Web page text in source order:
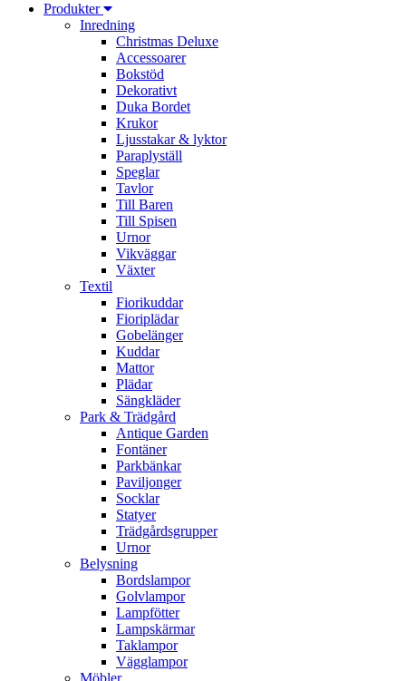
Produkter
Inredning
Christmas Deluxe
Accessoarer
Bokstöd
Dekorativt
Duka Bordet
Krukor
Ljusstakar & lyktor
Paraplyställ
Speglar
Tavlor
Till Baren
Till Spisen
Urnor
Vikväggar
Växter
Textil
Fiorikuddar
Fioriplädar
Gobelänger
Kuddar
Mattor
Plädar
Sängkläder
Park & Trädgård
Antique Garden
Fontäner
Parkbänkar
Paviljonger
Socklar
Statyer
Trädgårdsgrupper
Urnor
Belysning
Bordslampor
Golvlampor
Lampfötter
Lampskärmar
Taklampor
Vägglampor